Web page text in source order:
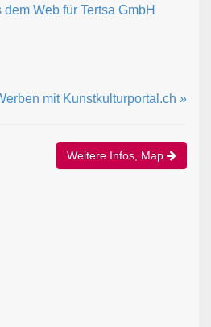
Web für Tertsa GmbH
mit Kunstkulturportal.ch »
Weitere Infos, Map